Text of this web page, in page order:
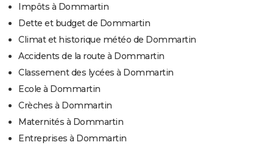
Impôts à Dommartin
Dette et budget de Dommartin
Climat et historique météo de Dommartin
Accidents de la route à Dommartin
Classement des lycées à Dommartin
Ecole à Dommartin
Crèches à Dommartin
Maternités à Dommartin
Entreprises à Dommartin